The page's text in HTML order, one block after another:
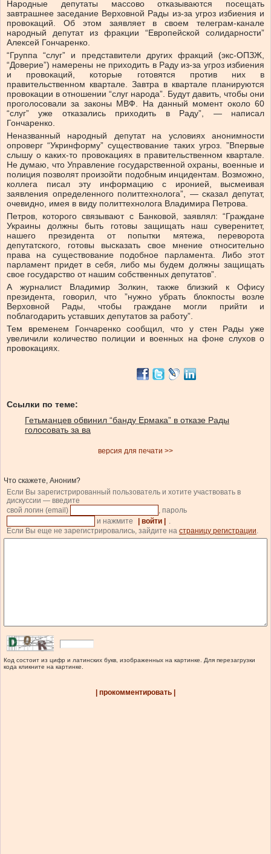
Народные депутаты массово отказываются посещать
завтрашнее заседание Верховной Рады из-за угроз избиения и
провокаций. Об этом заявляет в своем телеграм-канале
народный депутат из фракции “Европейской солидарности”
Алексей Гончаренко.
“Группа “слуг” и представители других фракций (экс-ОПЗЖ,
“Доверие”) намерены не приходить в Раду из-за угроз избиения
и провокаций, которые готовятся против них в
правительственном квартале. Завтра в квартале планируются
провокации в отношении “слуг народа”. Будут давить, чтобы они
проголосовали за законы МВФ. На данный момент около 60
“слуг” уже отказались приходить в Раду”, — написал
Гончаренко.
Неназванный народный депутат на условиях анонимности
опроверг “Укринформу” существование таких угроз. ”Впервые
слышу о каких-то провокациях в правительственном квартале.
Не думаю, что Управление государственной охраны, военные и
полиция позволят произойти подобным инцидентам. Возможно,
коллега писал эту информацию с иронией, высмеивая
заявления определенного политтехнолога”, — сказал депутат,
очевидно, имея в виду политтехнолога Владимира Петрова.
Петров, которого связывают с Банковой, заявлял: “Граждане
Украины должны быть готовы защищать наш суверенитет,
нашего президента от попытки мятежа, переворота
депутатского, готовы высказать свое мнение относительно
права на существование подобное парламента. Либо этот
парламент придет в себя, либо мы будем должны защищать
свое государство от нашим собственных депутатов”.
А журналист Владимир Золкин, также близкий к Офису
президента, говорил, что ”нужно убрать блокпосты возле
Верховной Рады, чтобы граждане могли прийти и
поблагодарить уставших депутатов за работу”.
Тем временем Гончаренко сообщил, что у стен Рады уже
увеличили количество полиции и военных на фоне слухов о
провокациях.
Ссылки по теме:
Гетьманцев обвинил “банду Ермака” в отказе Рады
голосовать за ва
версия для печати >>
Что скажете, Аноним?
Если Вы зарегистрированный пользователь и хотите участвовать в
дискуссии — введите
свой логин (email)
, пароль
и нажмите
| войти |
.
Если Вы еще не зарегистрировались, зайдите на страницу регистрации.
Код состоит из цифр и латинских букв, изображенных на картинке. Для перезагрузки
кода кликните на картинке.
| прокомментировать |